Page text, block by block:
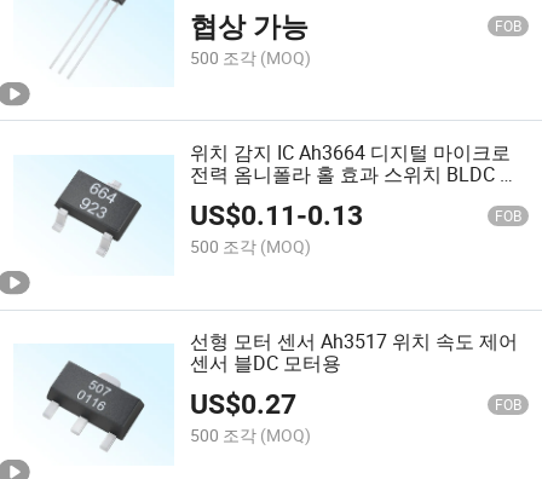
협상 가능 FOB
500 조각 (MOQ)
위치 감지 IC Ah3664 디지털 마이크로
전력 옴니폴라 홀 효과 스위치 BLDC 컨
트롤러
US$0.11-0.13 FOB
500 조각 (MOQ)
선형 모터 센서 Ah3517 위치 속도 제어
센서 블DC 모터용
US$0.27 FOB
500 조각 (MOQ)